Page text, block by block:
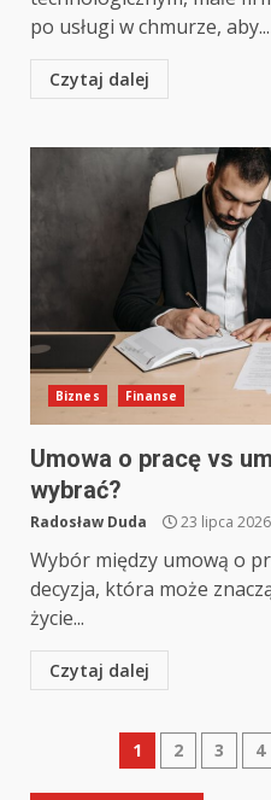
po usługi w chmurze, aby...
Czytaj dalej
Biznes Finanse
Umowa o pracę vs
wybrać?
Radosław Duda 23 lipca 2026
Wybór między umową o
decyzja, która może
życie...
Czytaj dalej
Nawigacja
1 2 3 4